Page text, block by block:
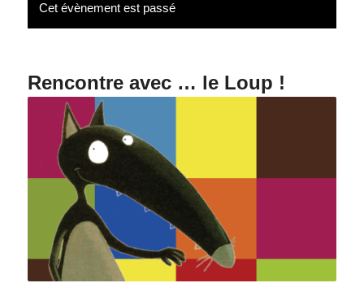
Cet évènement est passé
Rencontre avec … le Loup !